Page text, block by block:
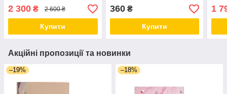
2 300 ₴ 2 600 ₴
Купити
360₴
Купити
1
Акційні пропозиції та новинки
–19% –18%